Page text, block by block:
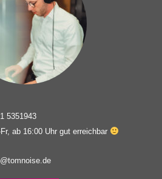
5351943
Fr, ab 16:00 Uhr gut erreichbar